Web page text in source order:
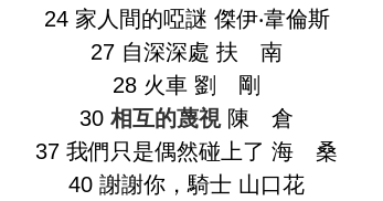
24 家人間的啞謎 傑伊‧韋倫斯
27 自深深處 扶 南
28 火車 劉 剛
30 相互的蔑視 陳 倉
37 我們只是偶然碰上了 海 桑
40 謝謝你，騎士 山口花